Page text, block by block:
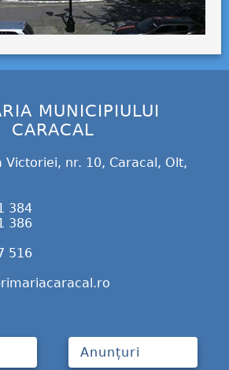
MUNICIPIULUI
CARACAL
Victoriei, nr. 10, Caracal, Olt,
384
386
516
Anunțuri